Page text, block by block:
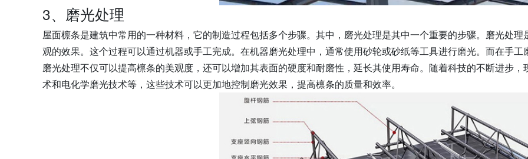
3、磨光处理
屋面檩条是建筑中常用的一种材料，它的制造过程包括多个步骤。其中，磨光处理是其中一个重要的步骤。磨光处
观的效果。这个过程可以通过机器或手工完成。在机器磨光处理中，通常使用砂轮或砂纸等工具进行磨光。而在手
磨光处理不仅可以提高檩条的美观度，还可以增加其表面的硬度和耐磨性，延长其使用寿命。随着科技的不断进步
术和电化学磨光技术等，这些技术可以更加地控制磨光效果，提高檩条的质量和效率。